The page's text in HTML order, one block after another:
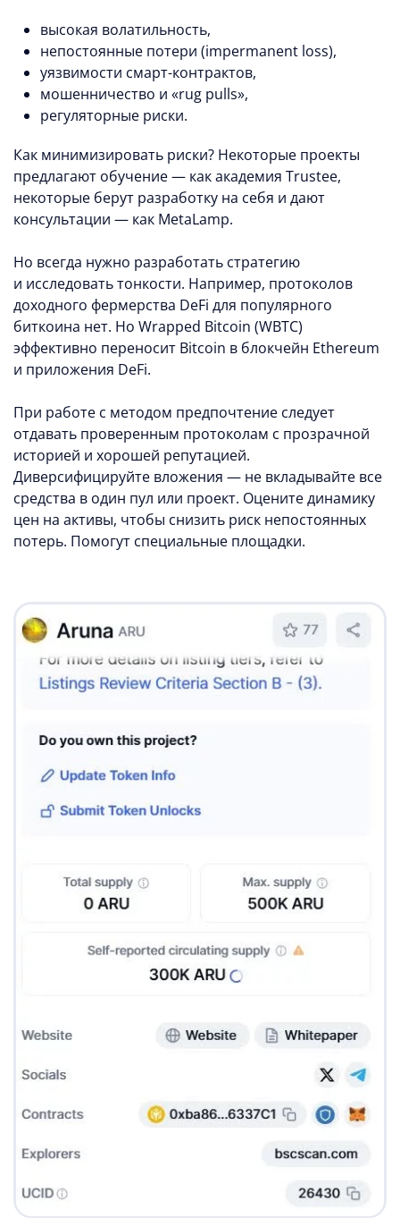
высокая волатильность,
непостоянные потери (impermanent loss),
уязвимости смарт-контрактов,
мошенничество и «rug pulls»,
регуляторные риски.
Как минимизировать риски? Некоторые проекты
предлагают обучение — как академия Trustee,
некоторые берут разработку на себя и дают
консультации — как MetaLamp.
Но всегда нужно разработать стратегию
и исследовать тонкости. Например, протоколов
доходного фермерства DeFi для популярного
биткоина нет. Но Wrapped Bitcoin (WBTC)
эффективно переносит Bitcoin в блокчейн Ethereum
и приложения DeFi.
При работе с методом предпочтение следует
отдавать проверенным протоколам с прозрачной
историей и хорошей репутацией.
Диверсифицируйте вложения — не вкладывайте все
средства в один пул или проект. Оцените динамику
цен на активы, чтобы снизить риск непостоянных
потерь. Помогут специальные площадки.